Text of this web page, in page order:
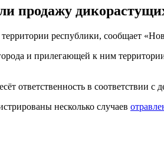
продажу
республики, сообщает
и прилегающей к ним
ответственность в
несколько случаев